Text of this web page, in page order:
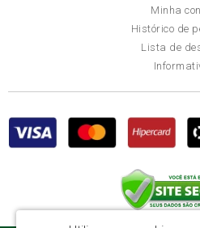
Minha
Histórico de
Lista de